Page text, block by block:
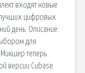
входят новые
лучших цифровых
день. Описание:
для
теперь
версии Cubase.